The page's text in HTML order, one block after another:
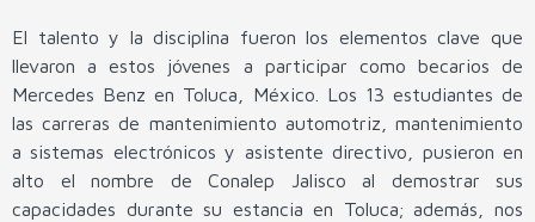
El talento y la disciplina fueron los elementos clave que
llevaron a estos jóvenes a participar como becarios de
Mercedes Benz en Toluca, México. Los 13 estudiantes de
las carreras de mantenimiento automotriz, mantenimiento
a sistemas electrónicos y asistente directivo, pusieron en
alto el nombre de Conalep Jalisco al demostrar sus
capacidades durante su estancia en Toluca; además, nos